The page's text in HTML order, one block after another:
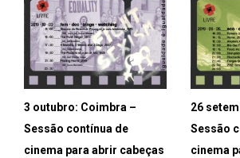
3 outubro: Coimbra –
Sessão contínua de
cinema para abrir cabeças
26
Sessão
cinema